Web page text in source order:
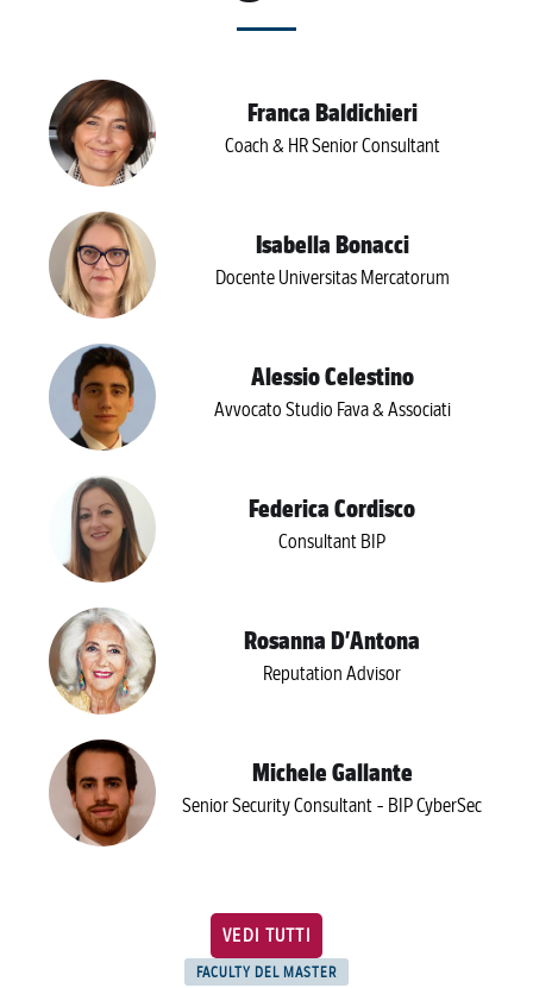
Franca Baldichieri
Coach & HR Senior Consultant
Isabella Bonacci
Docente Universitas Mercatorum
Alessio Celestino
Avvocato Studio Fava & Associati
Federica Cordisco
Consultant BIP
Rosanna D’Antona
Reputation Advisor
Michele Gallante
Senior Security Consultant - BIP CyberSec
VEDI TUTTI
FACULTY DEL MASTER